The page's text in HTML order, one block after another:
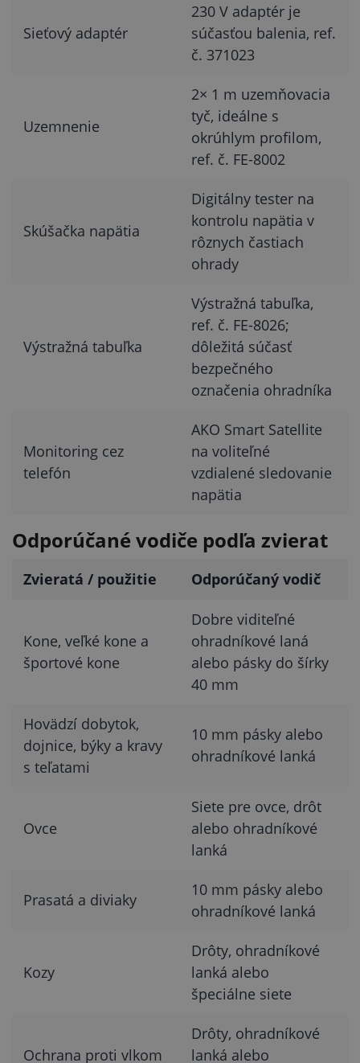
Sieťový adaptér
230 V adaptér je
súčasťou balenia, ref.
č. 371023
Uzemnenie
2× 1 m uzemňovacia
tyč, ideálne s
okrúhlym profilom,
ref. č. FE-8002
Skúšačka napätia
Digitálny tester na
kontrolu napätia v
rôznych častiach
ohrady
Výstražná tabuľka
Výstražná tabuľka,
ref. č. FE-8026;
dôležitá súčasť
bezpečného
označenia ohradníka
Monitoring cez
telefón
AKO Smart Satellite
na voliteľné
vzdialené sledovanie
napätia
Odporúčané vodiče podľa zvierat
Zvieratá / použitie Odporúčaný vodič
Kone, veľké kone a
športové kone
Dobre viditeľné
ohradníkové laná
alebo pásky do šírky
40 mm
Hovädzí dobytok,
dojnice, býky a kravy
s teľatami
10 mm pásky alebo
ohradníkové lanká
Ovce
Siete pre ovce, drôt
alebo ohradníkové
lanká
Prasatá a diviaky
10 mm pásky alebo
ohradníkové lanká
Kozy
Drôty, ohradníkové
lanká alebo
špeciálne siete
Ochrana proti vlkom
Drôty, ohradníkové
lanká alebo